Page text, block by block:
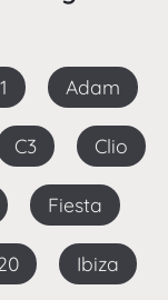
A1 Adam
C3 Clio
Fiesta
Ibiza